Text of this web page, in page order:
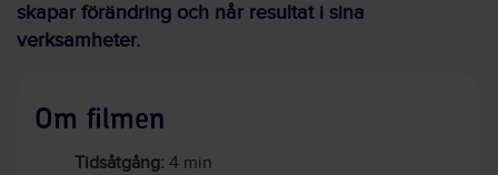
skapar förändring och når resultat i sina
verksamheter.
Om filmen
Tidsåtgång: 4 min